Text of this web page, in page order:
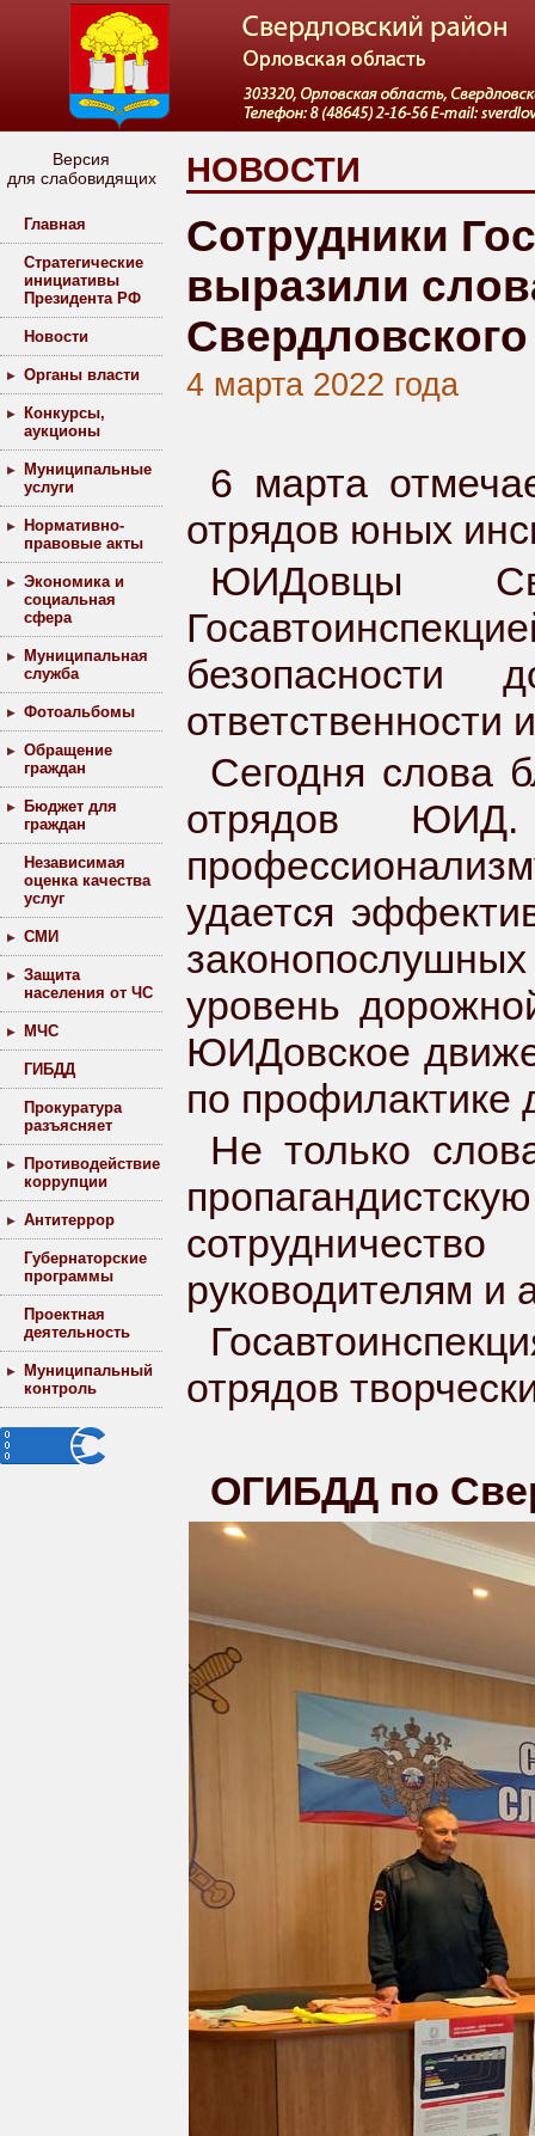
Версия
для слабовидящих
Главная
Стратегические
инициативы
Президента РФ
Новости
Органы власти
Конкурсы,
аукционы
Муниципальные
услуги
Нормативно-
правовые акты
Экономика и
социальная
сфера
Муниципальная
служба
Фотоальбомы
Обращение
граждан
Бюджет для
граждан
Независимая
оценка качества
услуг
СМИ
Защита
населения от ЧС
МЧС
ГИБДД
Прокуратура
разъясняет
Противодействие
коррупции
Антитеррор
Губернаторские
программы
Проектная
деятельность
Муниципальный
контроль
НОВОСТИ
Сотрудники
выразили
4 марта 2022 года
6 марта
отрядов юных
ЮИДовцы
безопасности
ответственности
Сегодня слова
отрядов
удается
уровень
ЮИДовское
по профилактике
Не только
руководителям
отрядов
ОГИБДД по